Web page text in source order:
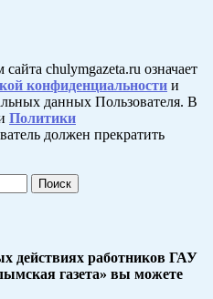
chulymgazeta.ru означает
конфиденциальности и
данных Пользователя. В
Политики
должен прекратить
действиях работников ГАУ
газета» вы можете